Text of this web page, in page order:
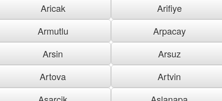
Aricak
Arifiye
Armutlu
Arpacay
Arsin
Arsuz
Artova
Artvin